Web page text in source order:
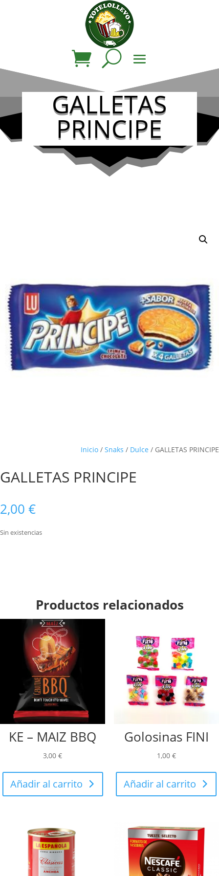
GALLETAS
PRINCIPE
Inicio / Snaks / Dulce / GALLETAS PRINCIPE
GALLETAS PRINCIPE
2,00 €
Sin existencias
Productos relacionados
KE – MAIZ BBQ
3,00€
Añadir al carrito
Golosinas FINI
1,00 €
Añadir al carrito